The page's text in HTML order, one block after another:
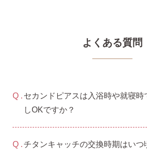
よくある質問
セカンドピアスは入浴時や就寝時
しOKですか？
チタンキャッチの交換時期はいつ